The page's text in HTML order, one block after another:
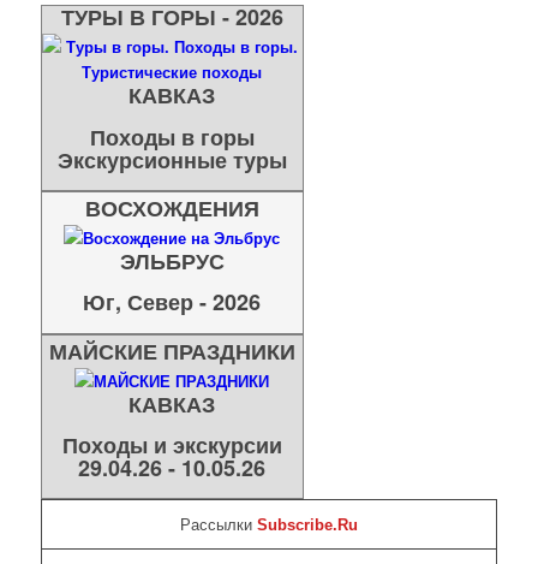
ТУРЫ В ГОРЫ - 2026
КАВКАЗ
Походы в горы
Экскурсионные туры
ВОСХОЖДЕНИЯ
ЭЛЬБРУС
Юг, Север - 2026
МАЙСКИЕ ПРАЗДНИКИ
КАВКАЗ
Походы и экскурсии
29.04.26 - 10.05.26
Рассылки Subscribe.Ru